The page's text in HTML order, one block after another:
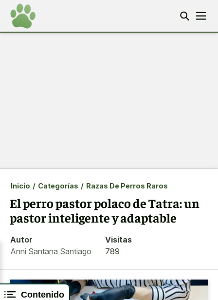
Contenido
Inicio / Categorías / Razas De Perros Raros
El perro pastor polaco de Tatra: un
pastor inteligente y adaptable
Autor
Anni Santana Santiago
Visitas
789